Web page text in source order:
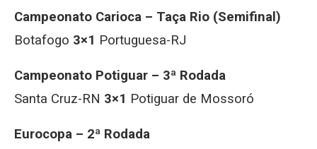
Campeonato Carioca – Taça Rio (Semifinal)
Botafogo 3×1 Portuguesa-RJ
Campeonato Potiguar – 3ª Rodada
Santa Cruz-RN 3×1 Potiguar de Mossoró
Eurocopa – 2ª Rodada